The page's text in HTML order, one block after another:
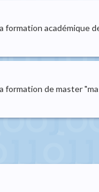
académique
de master